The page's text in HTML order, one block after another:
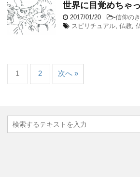
世界に目覚めちゃ
2017/01/20 -信仰の
スピリチュアル, 仏教,
1 2 次へ »